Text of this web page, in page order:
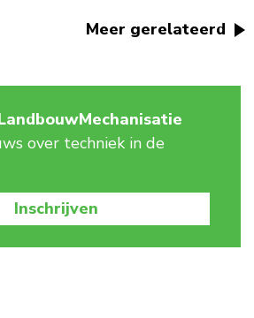
Meer gerelateerd
over techniek in de
Inschrijven